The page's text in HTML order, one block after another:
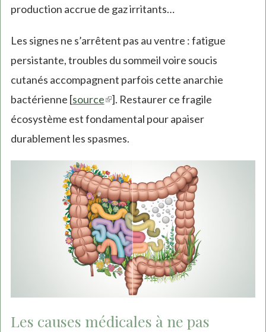
production accrue de gaz irritants…
Les signes ne s’arrêtent pas au ventre : fatigue
persistante, troubles du sommeil voire soucis
cutanés accompagnent parfois cette anarchie
bactérienne [source(link
is
external)
]. Restaurer ce fragile
écosystème est fondamental pour apaiser
durablement les spasmes.
Les causes médicales à ne pas